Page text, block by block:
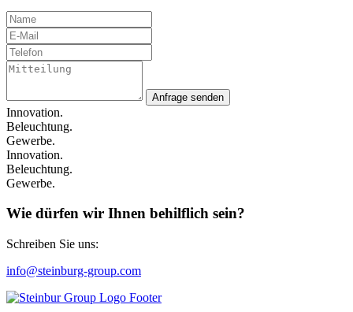
Anfrage senden
Innovation.
Beleuchtung.
Gewerbe.
Innovation.
Beleuchtung.
Gewerbe.
Wie dürfen wir Ihnen behilflich sein?
Schreiben Sie uns:
info@steinburg-group.com